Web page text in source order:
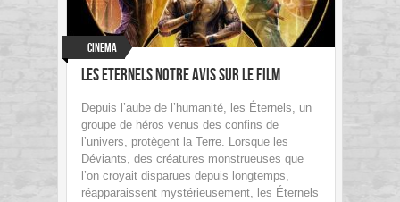
Cinema
Les Eternels Notre avis sur le film
Depuis l’aube de l’humanité, les Éternels, un
groupe de héros venus des confins de
l’univers, protègent la Terre. Lorsque les
Déviants, des créatures monstrueuses que
l’on croyait disparues depuis longtemps,
réapparaissent mystérieusement, les Éternels